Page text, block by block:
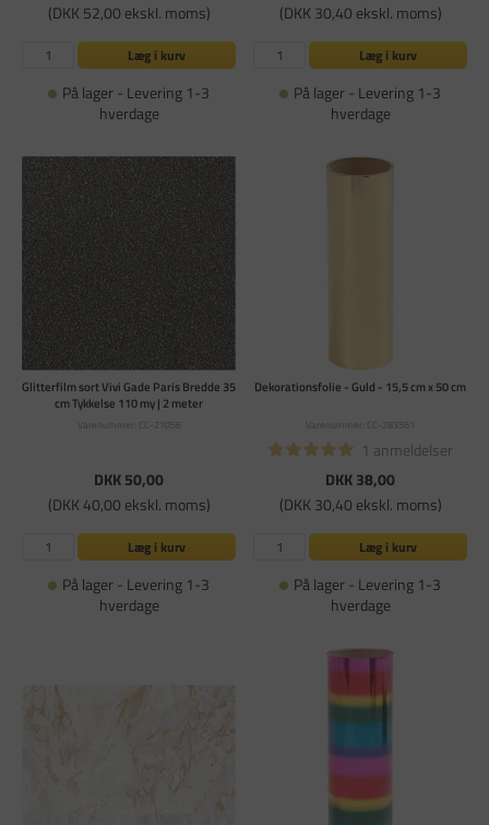
(DKK 52,00 ekskl. moms)
Læg i kurv
På lager - Levering 1-3
hverdage
(DKK 30,40 ekskl. moms)
Læg i kurv
På lager - Levering 1-3
hverdage
Glitterfilm sort Vivi Gade Paris Bredde 35
cm Tykkelse 110 my | 2 meter
Varenummer: CC-21056
DKK 50,00
(DKK 40,00 ekskl. moms)
Læg i kurv
På lager - Levering 1-3
hverdage
Dekorationsfolie - Guld - 15,5 cm x 50 cm
Varenummer: CC-283561
1 anmeldelser
DKK 38,00
(DKK 30,40 ekskl. moms)
Læg i kurv
På lager - Levering 1-3
hverdage